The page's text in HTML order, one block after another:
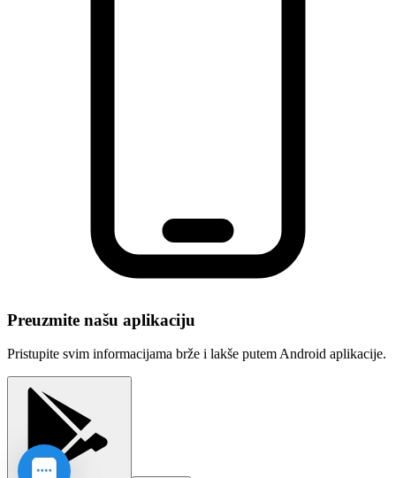
Preuzmite našu aplikaciju
Pristupite svim informacijama brže i lakše putem Android aplikacije.